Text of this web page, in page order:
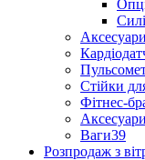
Стійки
Фітнес-
Ваги39
Розпродаж з